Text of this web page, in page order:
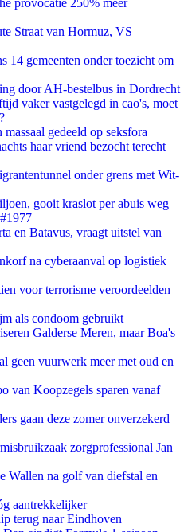
provocatie 250% meer
Straat van Hormuz, VS
14 gemeenten onder toezicht om
door AH-bestelbus in Dordrecht
vaker vastgelegd in cao's, moet
gedeeld op seksfora
haar vriend bezocht terecht
onder grens met Wit-
gooit kraslot per abuis weg
en Batavus, vraagt uitstel van
na cyberaanval op logistiek
voor terrorisme veroordeelden
als condoom gebruikt
Galderse Meren, maar Boa's
geen vuurwerk meer met oud en
van Koopzegels sparen vanaf
gaan deze zomer onverzekerd
zorgprofessional Jan
Wallen na golf van diefstal en
aantrekkelijker
terug naar Eindhoven